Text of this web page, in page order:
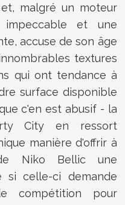
malgré un moteur
impeccable et une
accuse de son âge
textures
qui ont tendance à
surface disponible
c'en est abusif - la
City en ressort
manière d'offrir à
Niko Bellic une
si celle-ci demande
compétition pour